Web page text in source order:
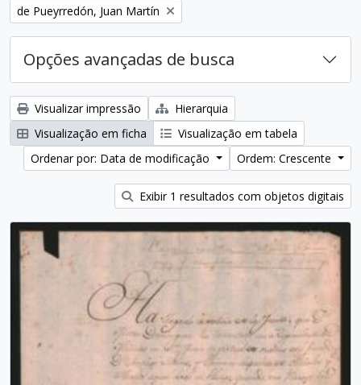
Remover filtro:
de Pueyrredón, Juan Martín
Opções avançadas de busca
Visualizar impressão
Hierarquia
Visualização em ficha
Visualização em tabela
Ordenar por: Data de modificação
Ordem: Crescente
Exibir 1 resultados com objetos digitais